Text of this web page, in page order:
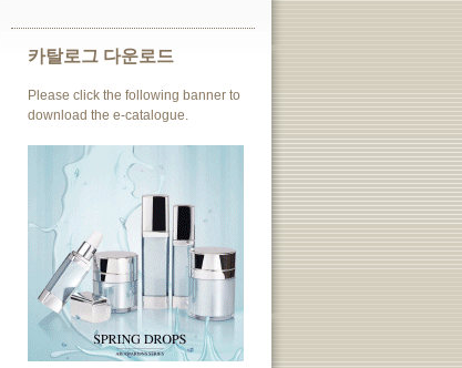
카탈로그 다운로드
Please click the following banner to
download the e-catalogue.